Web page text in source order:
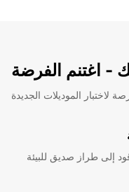
- اغتنم الفرضة
لاختبار الموديلات الجديدة
إلى طراز صديق للبيئة